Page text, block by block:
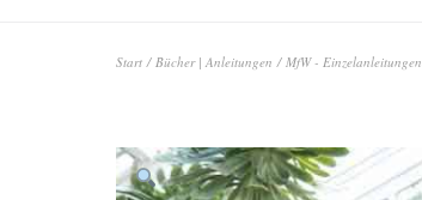
Start / Bücher | Anleitungen / MfW - Einzelanleitungen